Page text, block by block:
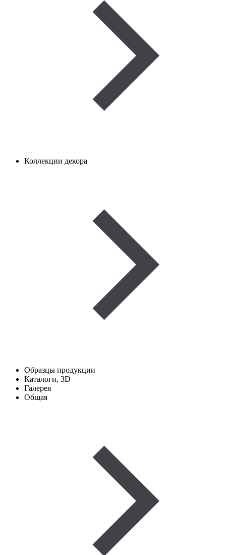
Коллекции декора
Образцы продукции
Каталоги, 3D
Галерея
Общая